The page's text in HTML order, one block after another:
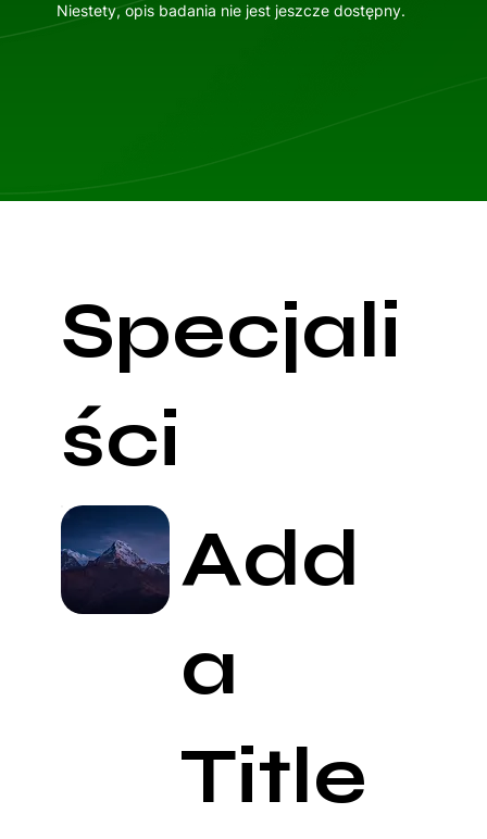
Niestety, opis badania nie jest jeszcze dostępny.
Specjali
ści
Add
a
Title